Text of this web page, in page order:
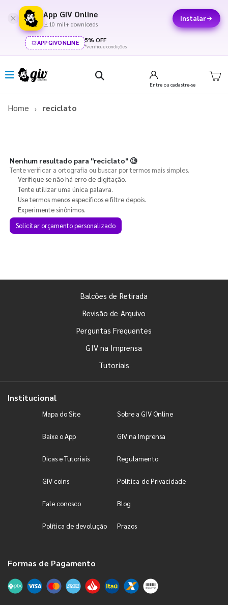
App GIV Online
10 mil+ downloads
Instalar
APPGIVONLINE 5% OFF
*verifique condições
Entre ou cadastre-se
Home reciclato
Nenhum resultado para "reciclato"🧐
Tente verificar a ortografia ou buscar por termos mais simples.
Verifique se não há erro de digitação.
Tente utilizar uma única palavra.
Use termos menos específicos e filtre depois.
Experimente sinônimos.
Solicitar orçamento personalizado
Balcões de Retirada
Revisão de Arquivo
Perguntas Frequentes
GIV na Imprensa
Tutoriais
Institucional
Mapa do Site Sobre a GIV Online
Baixe o App GIV na Imprensa
Dicas e Tutoriais Regulamento
GIV coins Política de Privacidade
Fale conosco Blog
Política de devolução Prazos
Formas de Pagamento